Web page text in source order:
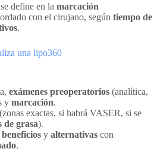
define en la marcación
con el cirujano, según tiempo de
.
una lipo360
exámenes preoperatorios (analítica,
y marcación.
(zonas exactas, si habrá VASER, si se
de grasa).
beneficios y alternativas con
.